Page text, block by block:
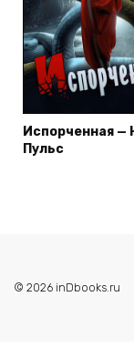
Испорченная —
Пульс
© 2026 inDbooks.ru